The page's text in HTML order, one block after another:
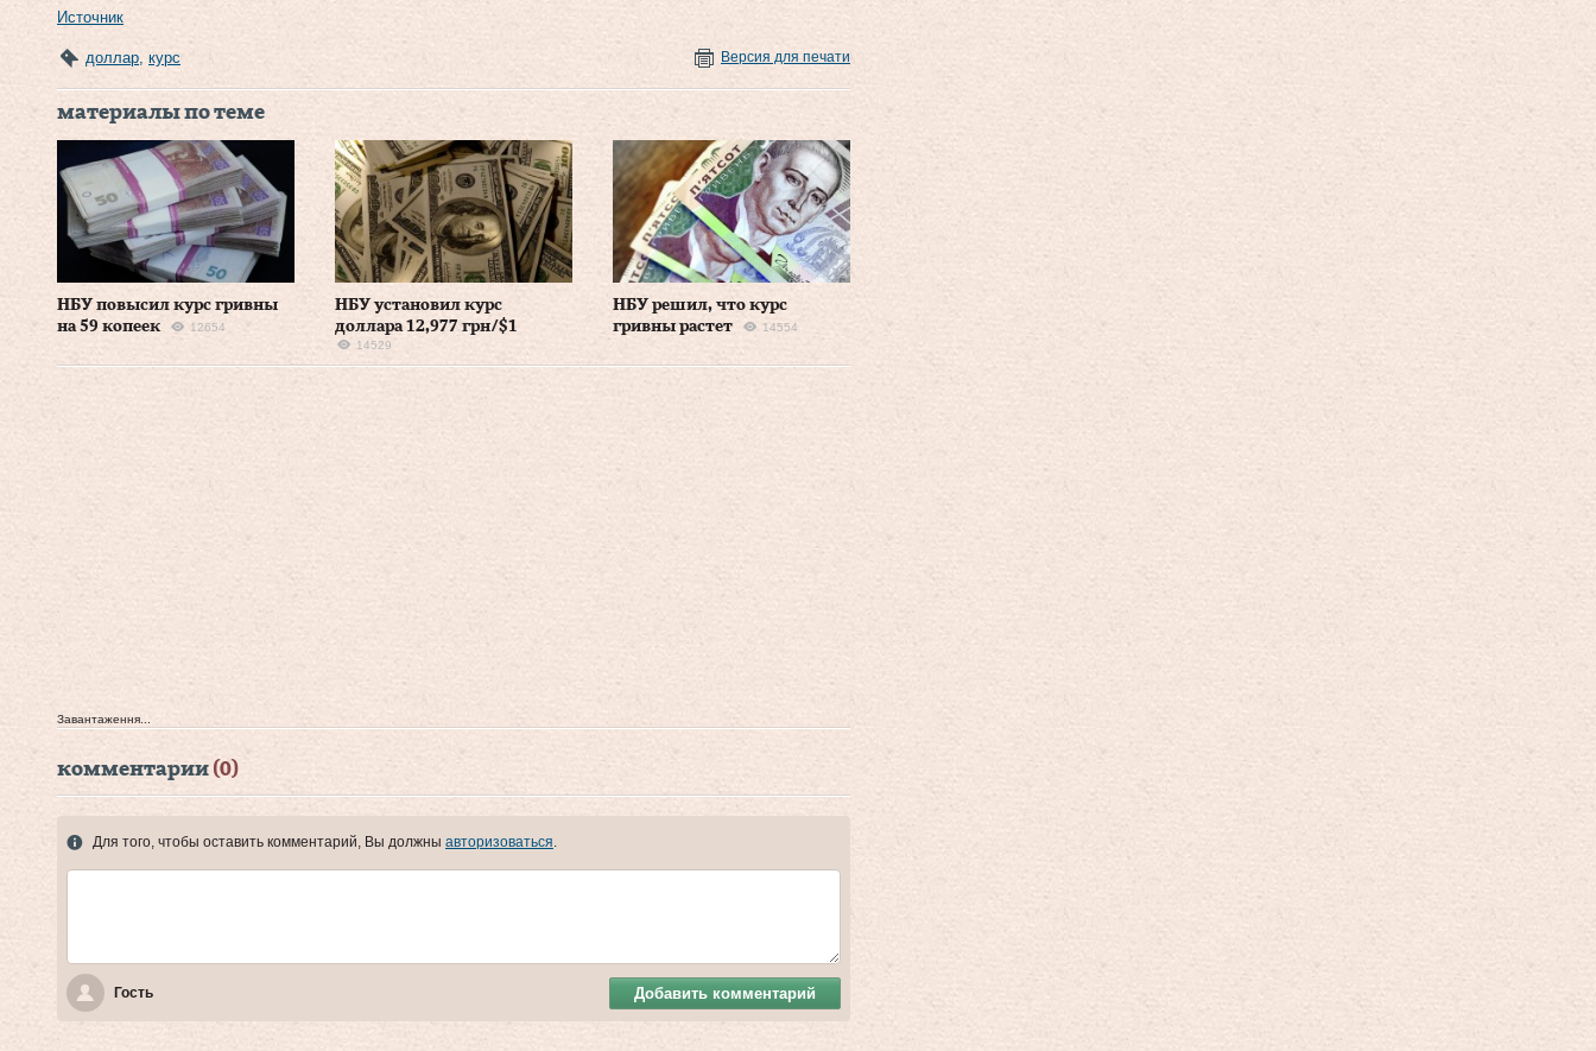
Источник
доллар, курс Версия для печати
материалы по теме
НБУ повысил курс гривны
на 59 копеек
12654
НБУ установил курс
доллара 12,977 грн/$1
14529
НБУ решил, что курс
гривны растет
14554
Завантаження...
комментарии (0)
Для того, чтобы оставить комментарий, Вы должны авторизоваться.
Гость Добавить комментарий